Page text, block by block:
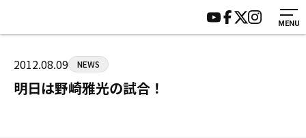
MENU
HOME
ジムについて
トレーニング
施設紹介
2012.08.09 NEWS
明日は野崎雅光の試合！